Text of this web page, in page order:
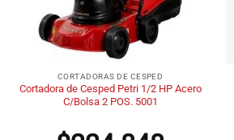
CORTADORAS DE CESPED
Cortadora de Cesped Petri 1/2 HP Acero
C/Bolsa 2 POS. 5001